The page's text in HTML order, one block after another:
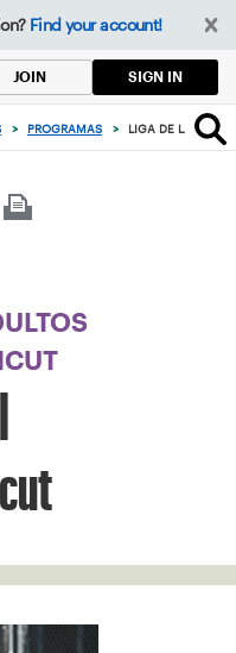
Find your account!
JOIN SIGN IN
> PROGRAMAS > LIGA DE LA USTA